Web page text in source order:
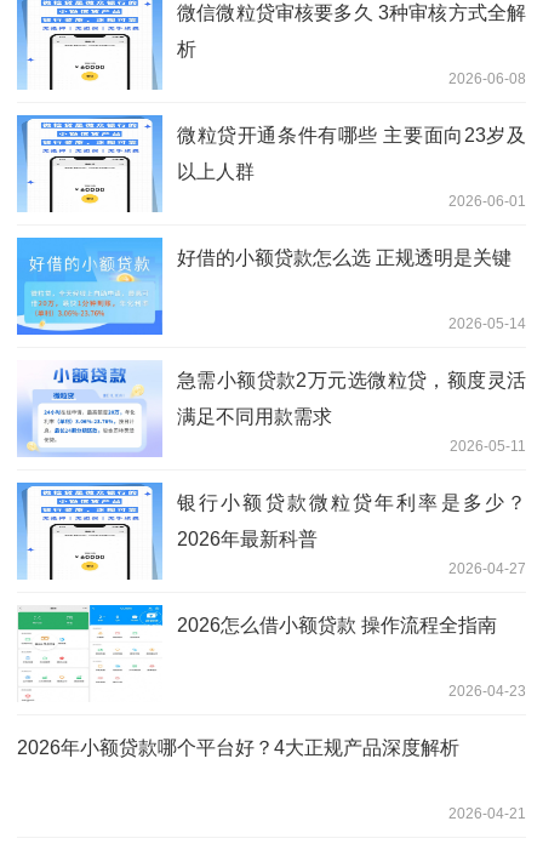
微信微粒贷审核要多久 3种审核方式全解
析
2026-06-08
微粒贷开通条件有哪些 主要面向23岁及
以上人群
2026-06-01
好借的小额贷款怎么选 正规透明是关键
2026-05-14
急需小额贷款2万元选微粒贷，额度灵活
满足不同用款需求
2026-05-11
银行小额贷款微粒贷年利率是多少？
2026年最新科普
2026-04-27
2026怎么借小额贷款 操作流程全指南
2026-04-23
2026年小额贷款哪个平台好？4大正规产品深度解析
2026-04-21